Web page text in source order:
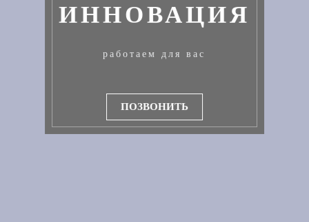
ИННОВАЦИЯ
работаем для вас
ПОЗВОНИТЬ